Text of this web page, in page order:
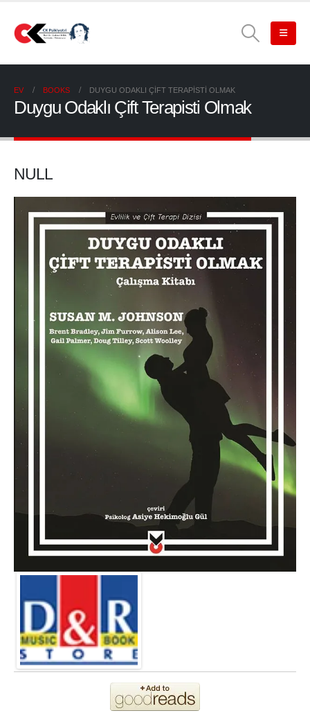
EV BOOKS DUYGU ODAKLI ÇIFT TERAPISTI OLMAK
Duygu Odaklı Çift Terapisti Olmak
NULL